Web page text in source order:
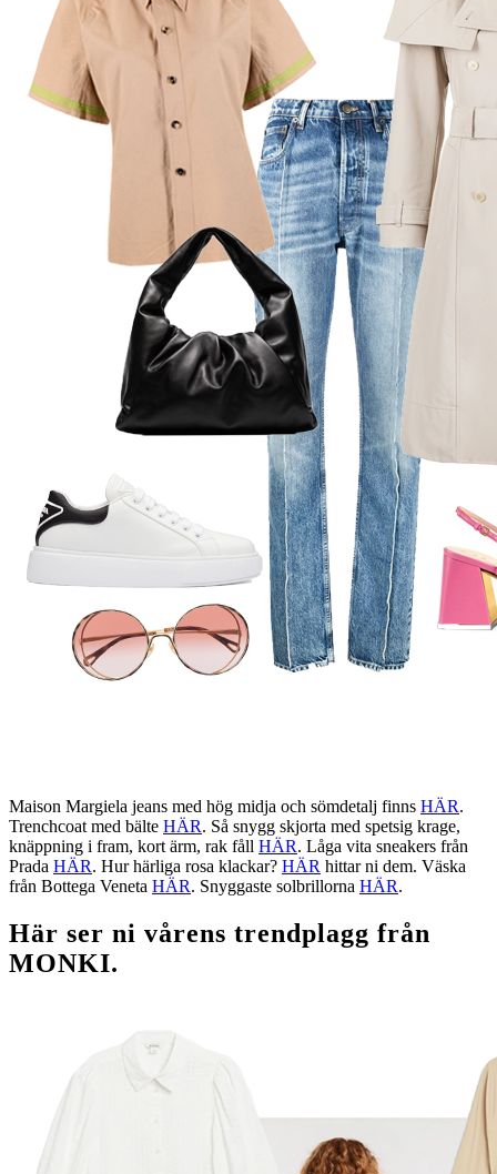
Maison Margiela jeans med hög midja och sömdetalj finns HÄR.
Trenchcoat med bälte HÄR. Så snygg skjorta med spetsig krage,
knäppning i fram, kort ärm, rak fåll HÄR. Låga vita sneakers från
Prada HÄR. Hur härliga rosa klackar? HÄR hittar ni dem. Väska
från Bottega Veneta HÄR. Snyggaste solbrillorna HÄR.
Här ser ni vårens trendplagg från
MONKI.